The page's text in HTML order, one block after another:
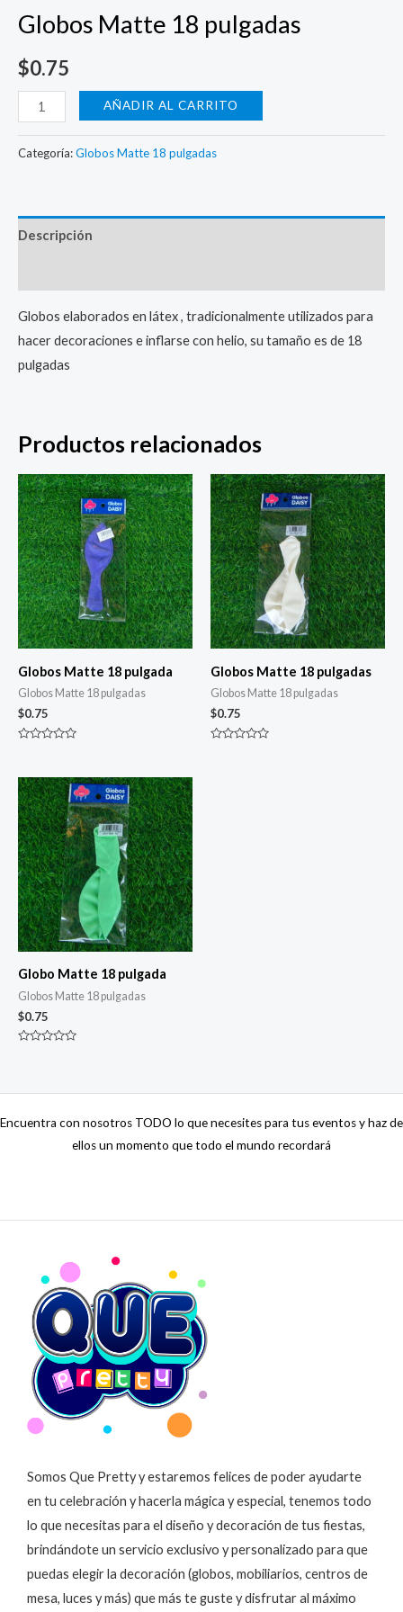
Globos Matte 18 pulgadas
$0.75
Globos
Matte
18
AÑADIR AL CARRITO
Categoría:Globos Matte 18 pulgadas
Descripción
Globos elaborados en látex , tradicionalmente utilizados para
hacer decoraciones e inflarse con helio, su tamaño es de 18
pulgadas
Productos relacionados
Globos Matte 18 pulgada
Globos Matte 18 pulgadas
$0.75
de
5
Globos Matte 18 pulgadas
Globos Matte 18 pulgadas
$0.75
Globo Matte 18 pulgada
Globos Matte 18 pulgadas
$0.75
5
Encuentra con nosotros TODO lo que necesites para tus eventos y haz de
ellos un momento que todo el mundo recordará
Somos Que Pretty y estaremos felices de poder ayudarte
en tu celebración y hacerla mágica y especial, tenemos todo
lo que necesitas para el diseño y decoración de tus fiestas,
brindándote un servicio exclusivo y personalizado para que
puedas elegir la decoración (globos, mobiliarios, centros de
mesa, luces y más) que más te guste y disfrutar al máximo